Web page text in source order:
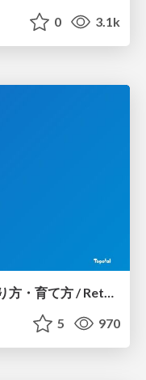
0 3.1k
5 970